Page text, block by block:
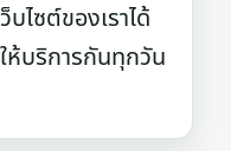
ไซต์ของเราได้
ห้บริการกันทุกวัน